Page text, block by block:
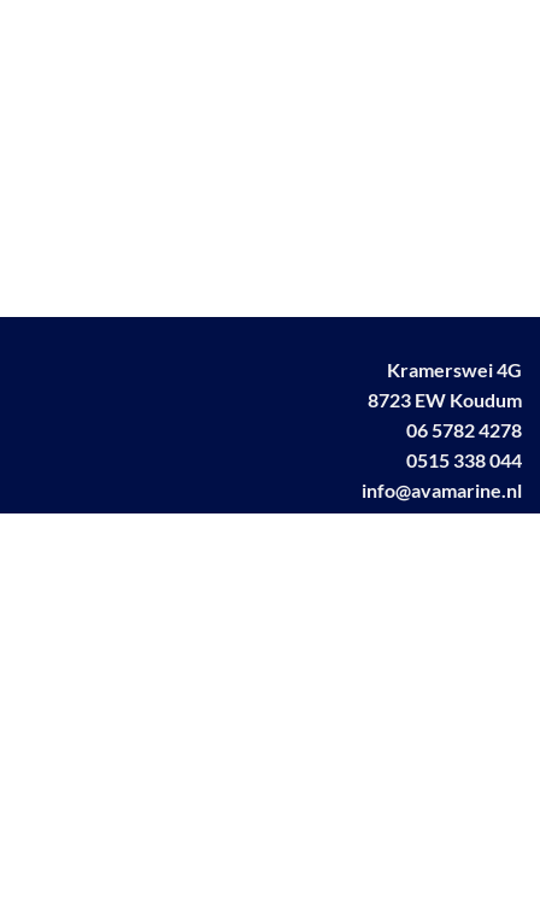
Kramerswei 4G
8723 EW Koudum
06 5782 4278
0515 338 044
info@avamarine.nl